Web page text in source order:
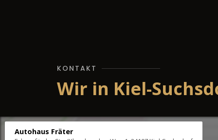
KONTAKT
Wir in Kiel-
Autohaus Fräter